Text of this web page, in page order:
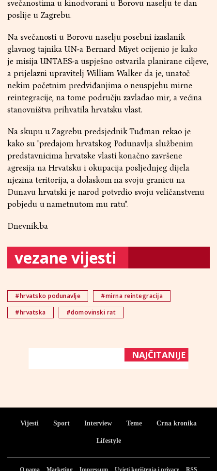
svečanostima u kinodvorani u Borovu naselju te dan
poslije u Zagrebu.
Na svečanosti u Borovu naselju posebni izaslanik
glavnog tajnika UN-a Bernard Miyet ocijenio je kako
je misija UNTAES-a uspješno ostvarila planirane ciljeve,
a prijelazni upravitelj William Walker da je, unatoč
nekim početnim predviđanjima o neuspjehu mirne
reintegracije, na tome području zavladao mir, a većina
stanovništva prihvatila hrvatsku vlast.
Na skupu u Zagrebu predsjednik Tuđman rekao je
kako su "predajom hrvatskog Podunavlja službenim
predstavnicima hrvatske vlasti konačno završene
agresija na Hrvatsku i okupacija posljednjeg dijela
njezina teritorija, a dolaskom na svoju granicu na
Dunavu hrvatski je narod potvrdio svoju veličanstvenu
pobjedu u nametnutom mu ratu".
Dnevnik.ba
vezane vijesti
#hrvatsko podunavlje
#mirna reintegracija
#hrvatska
#domovinski rat
NAJČITANIJE
Vijesti Sport Interview Teme Crna kronika
Lifestyle
O nama Marketing Impressum Uvjeti korištenja i privacy RSS